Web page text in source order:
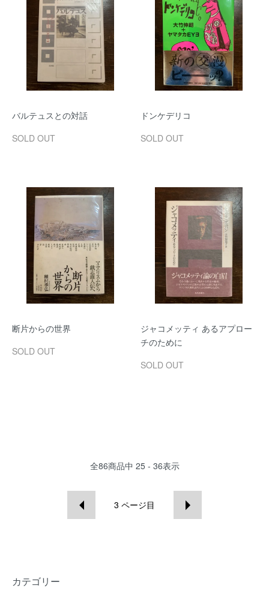
バルテュスとの対話
SOLD OUT
ドンケデリコ
SOLD OUT
断片からの世界
SOLD OUT
ジャコメッティ あるアプロー
チのために
SOLD OUT
全86商品中 25 - 36表示
3 ページ目
カテゴリー